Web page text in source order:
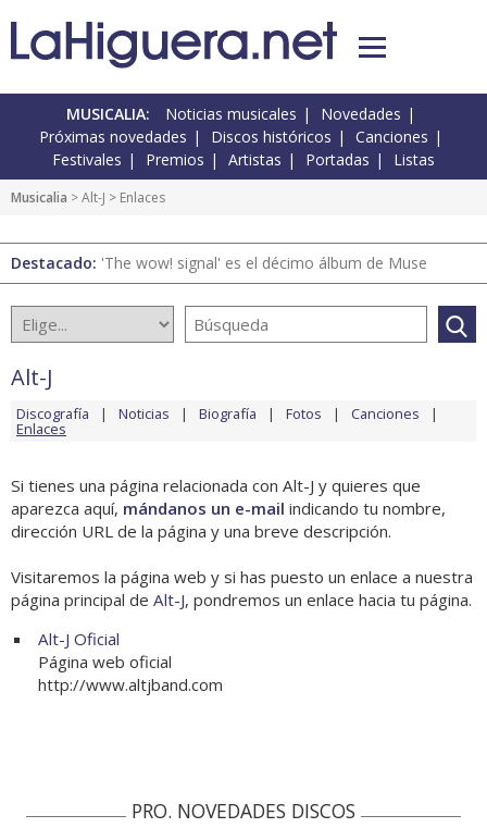
MUSICALIA: Noticias musicales
Novedades
Próximas novedades
Discos históricos
Canciones
Festivales
Premios Artistas Portadas Listas
Musicalia >Alt-J > Enlaces
Destacado: 'The wow! signal' es el décimo álbum de Muse
Alt-J
Discografía Noticias Biografía Fotos Canciones
Enlaces
Si tienes una página relacionada con Alt-J y quieres que
aparezca aquí, mándanos un e-mail indicando tu nombre,
dirección URL de la página y una breve descripción.
Visitaremos la página web y si has puesto un enlace a nuestra
página principal de Alt-J, pondremos un enlace hacia tu página.
Alt-J Oficial
Página web oficial
http://www.altjband.com
PRO. NOVEDADES DISCOS